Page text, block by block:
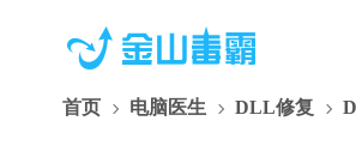
首页 电脑医生 DLL修复